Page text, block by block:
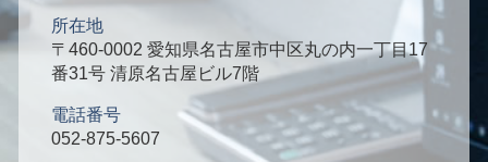
所在地
〒460-0002 愛知県名古屋市中区丸の内一丁目17
番31号 清原名古屋ビル7階
電話番号
052-875-5607